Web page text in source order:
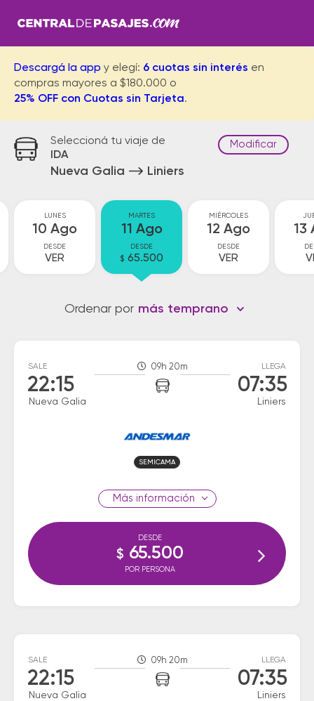
Descargá la app y elegí: 6 cuotas sin interés en
compras mayores a $180.000 o
25% OFF con Cuotas sin Tarjeta.
Seleccioná tu viaje de
IDA
Nueva Galia Liniers
Modificar
LUNES
10 Ago
DESDE
VER
MARTES
11 Ago
DESDE
$ 65.500
MIÉRCOLES
12 Ago
DESDE
VER
13
Ordenar por más temprano
SALE
22:15
Nueva Galia
09h 20m LLEGA
07:35
Liniers
SEMICAMA
información
DESDE
$ 65.500
POR PERSONA
SALE
22:15
Nueva Galia
09h 20m LLEGA
07:35
Liniers